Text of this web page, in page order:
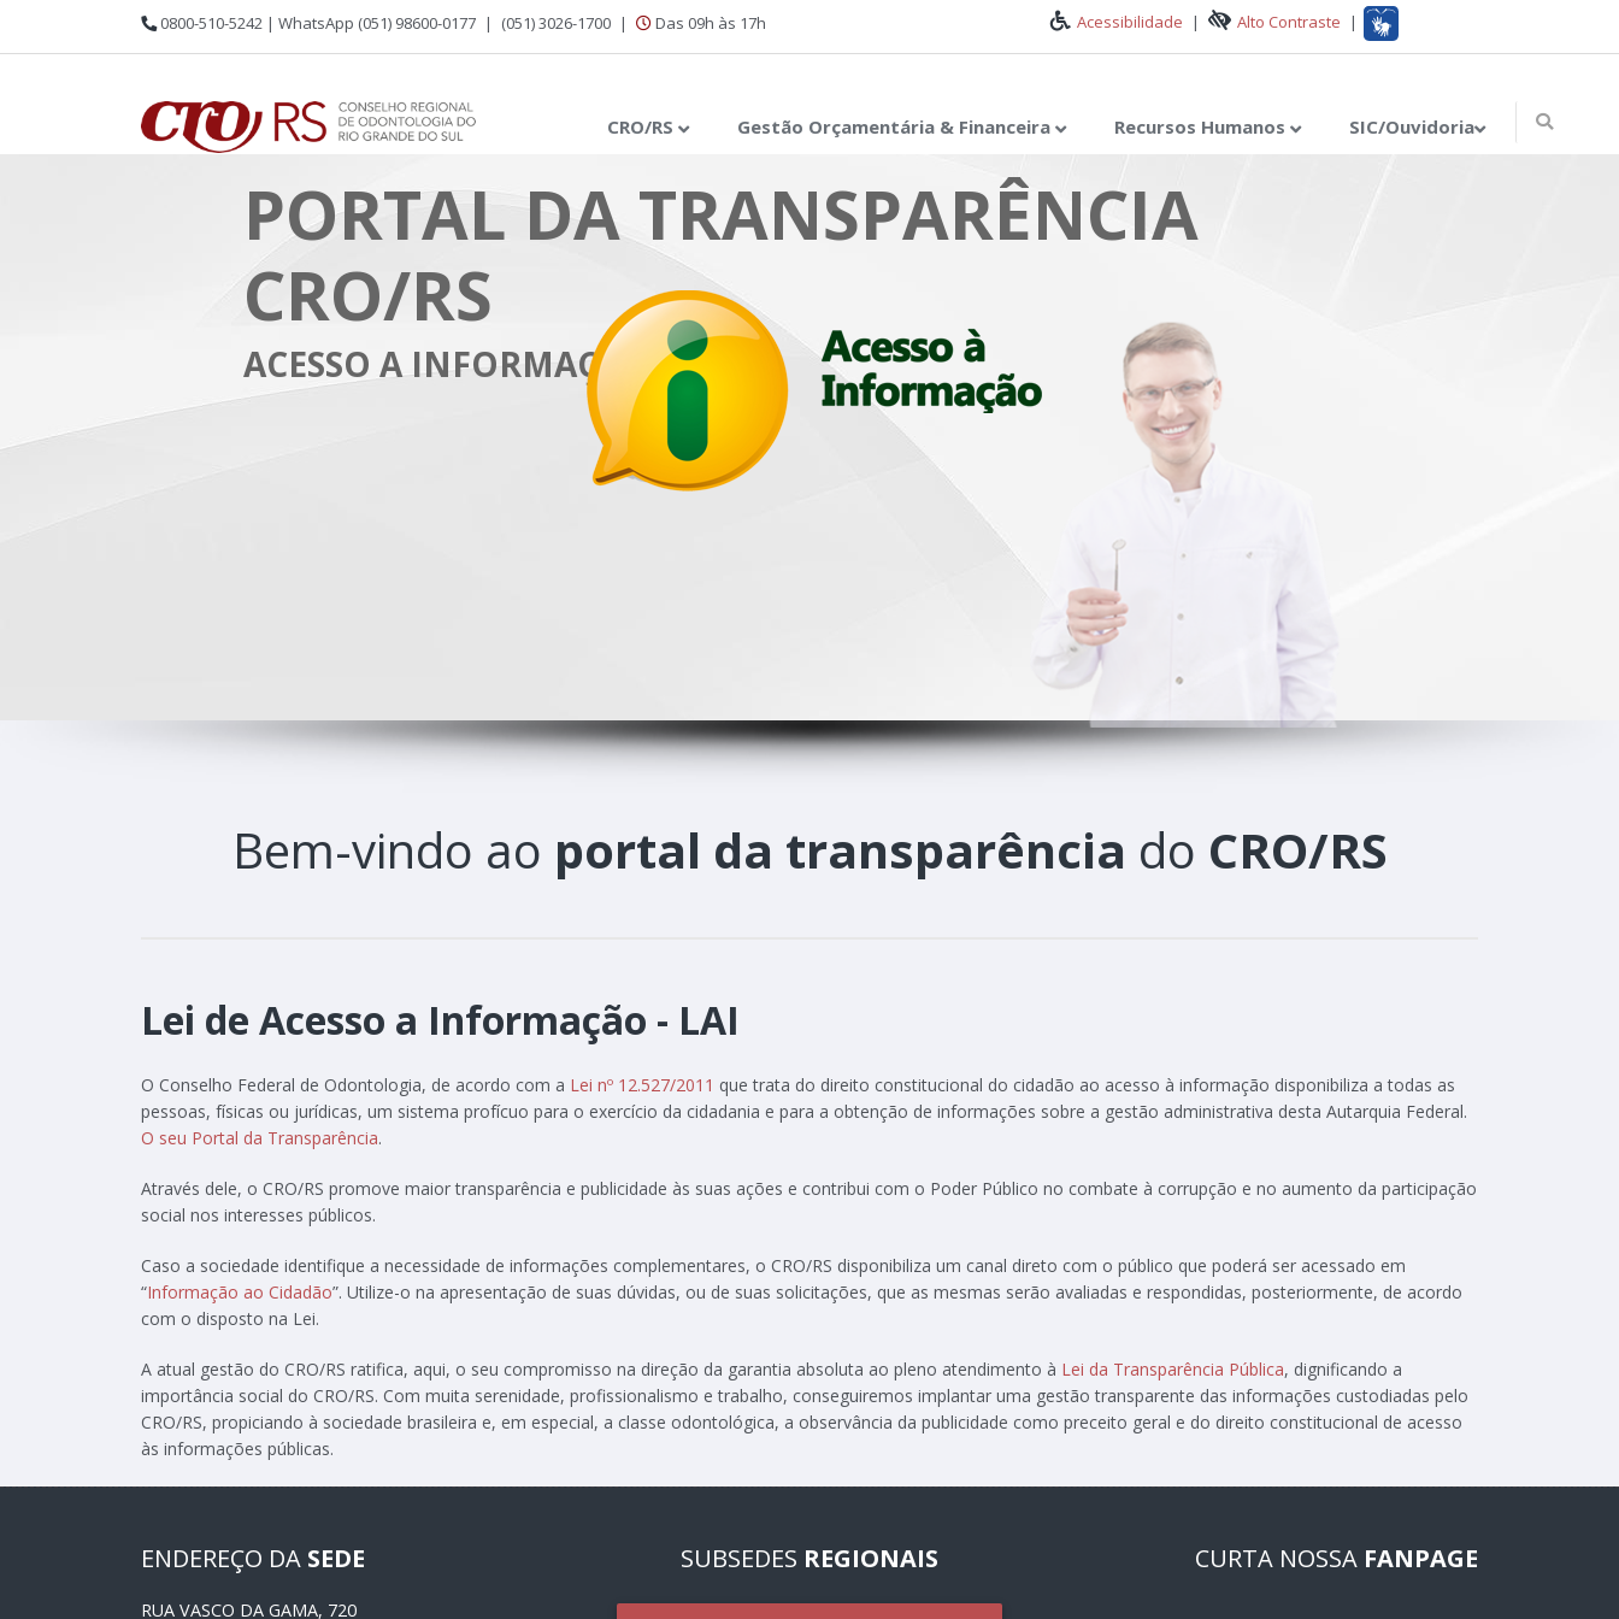
0800-510-5242 | WhatsApp (051) 98600-0177 | (051) 3026-1700 | Das 09h às 17h Acessibilidade | Alto Contraste |
CRO/RS Gestão Orçamentária & Financeira Recursos Humanos SIC/Ouvidoria
PORTAL DA TRANSPARÊNCIA
CRO/RS
ACESSO A INFORMAÇÃO
Bem-vindo ao portal da transparência do CRO/RS
Lei de Acesso a Informação - LAI
O Conselho Federal de Odontologia, de acordo com a Lei nº 12.527/2011 que trata do direito constitucional do cidadão ao acesso à informação disponibiliza a todas as
pessoas, físicas ou jurídicas, um sistema profícuo para o exercício da cidadania e para a obtenção de informações sobre a gestão administrativa desta Autarquia Federal.
O seu Portal da Transparência.
Através dele, o CRO/RS promove maior transparência e publicidade às suas ações e contribui com o Poder Público no combate à corrupção e no aumento da participação
social nos interesses públicos.
Caso a sociedade identifique a necessidade de informações complementares, o CRO/RS disponibiliza um canal direto com o público que poderá ser acessado em
“Informação ao Cidadão”. Utilize-o na apresentação de suas dúvidas, ou de suas solicitações, que as mesmas serão avaliadas e respondidas, posteriormente, de acordo
com o disposto na Lei.
A atual gestão do CRO/RS ratifica, aqui, o seu compromisso na direção da garantia absoluta ao pleno atendimento à Lei da Transparência Pública, dignificando a
importância social do CRO/RS. Com muita serenidade, profissionalismo e trabalho, conseguiremos implantar uma gestão transparente das informações custodiadas pelo
CRO/RS, propiciando à sociedade brasileira e, em especial, a classe odontológica, a observância da publicidade como preceito geral e do direito constitucional de acesso
às informações públicas.
ENDEREÇO DA SEDE
RUA VASCO DA GAMA, 720
SUBSEDES REGIONAIS CURTA NOSSA FANPAGE